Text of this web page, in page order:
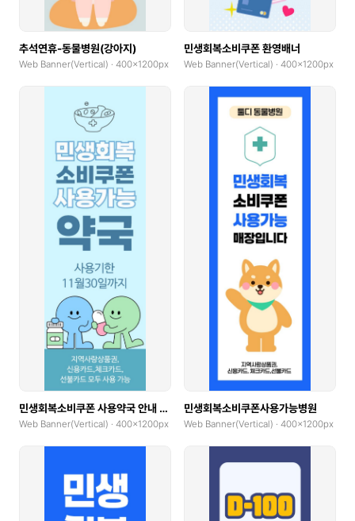
추석연휴-동물병원(강아지)
Web Banner(Vertical) · 400x1200px
민생회복소비쿠폰 환영배너
Web Banner(Vertical) · 400x1200px
민생회복소비쿠폰 사용약국 안내 배너
Web Banner(Vertical) · 400x1200px
민생회복소비쿠폰사용가능병원
Web Banner(Vertical) · 400x1200px